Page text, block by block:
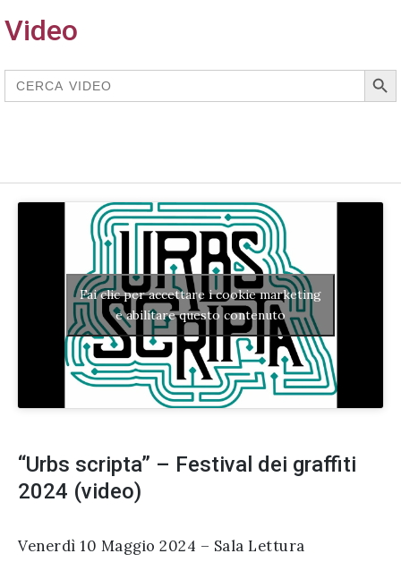
Video
Search
for:
Search
Fai clic per accettare i cookie marketing
e abilitare questo contenuto
“Urbs scripta” – Festival dei graffiti
2024 (video)
Venerdì 10 Maggio 2024 – Sala Lettura